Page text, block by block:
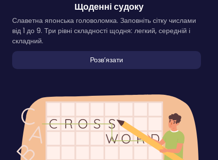
Щоденні судоку
Славетна японська головоломка. Заповніть сітку числами
від 1 до 9. Три рівні складності щодня: легкий, середній і
складний.
Розвʼязати